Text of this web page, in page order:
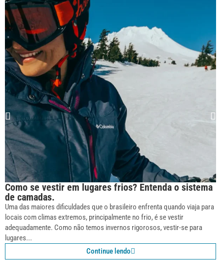
Como se vestir em lugares frios? Entenda o sistema
de camadas.
Uma das maiores dificuldades que o brasileiro enfrenta quando viaja para
locais com climas extremos, principalmente no frio, é se vestir
adequadamente. Como não temos invernos rigorosos, vestir-se para
lugares...
Continue lendo